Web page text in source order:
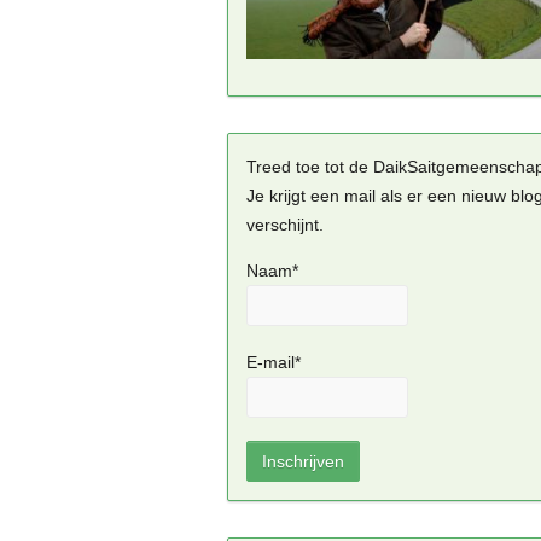
Treed toe tot de
Je krijgt een mail als er een nieuw
verschijnt.
Naam*
E-mail*